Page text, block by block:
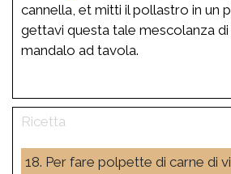
cannella, et mitti il pollastro in un
gettavi questa tale mescolanza
mandalo ad tavola.
18. Per fare polpette di carne di